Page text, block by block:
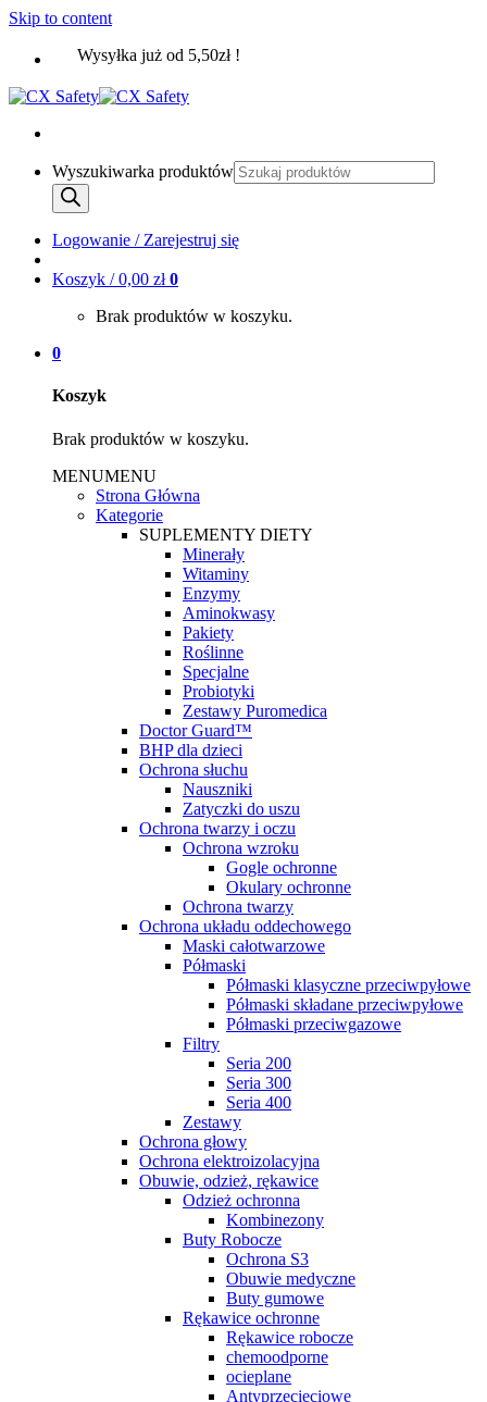
Skip to content
Wysyłka już od 5,50zł !
Wyszukiwarka produktów
Logowanie / Zarejestruj się
Koszyk /0,00 zł 0
Brak produktów w koszyku.
0
Koszyk
Brak produktów w koszyku.
MENUMENU
Strona Główna
Kategorie
SUPLEMENTY DIETY
Minerały
Witaminy
Enzymy
Aminokwasy
Pakiety
Roślinne
Specjalne
Probiotyki
Zestawy Puromedica
Doctor Guard™
BHP dla dzieci
Ochrona słuchu
Nauszniki
Zatyczki do uszu
Ochrona twarzy i oczu
Ochrona wzroku
Gogle ochronne
Okulary ochronne
Ochrona twarzy
Ochrona układu oddechowego
Maski całotwarzowe
Półmaski
Półmaski klasyczne przeciwpyłowe
Półmaski składane przeciwpyłowe
Półmaski przeciwgazowe
Filtry
Seria 200
Seria 300
Seria 400
Zestawy
Ochrona głowy
Ochrona elektroizolacyjna
Obuwie, odzież, rękawice
Odzież ochronna
Kombinezony
Buty Robocze
Ochrona S3
Obuwie medyczne
Buty gumowe
Rękawice ochronne
Rękawice robocze
chemoodporne
ocieplane
Antyprzecięciowe